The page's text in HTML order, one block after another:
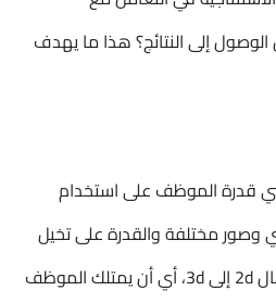
إلى النتائج؟ هذا ما يهدف
قدرة الموظف على استخدام
مختلفة والقدرة على تخيل
تلك الأشكال من كونها اشكال 2d إلى 3d، أي أن يمتلك الموظف